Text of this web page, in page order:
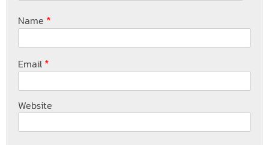
Name *
Email *
Website